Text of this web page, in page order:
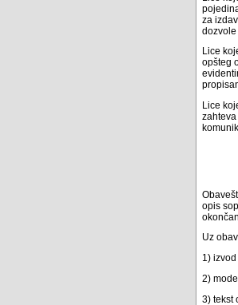
za
Lice
opšteg
Lice
opis
Uz
1)
2)
3) tekst